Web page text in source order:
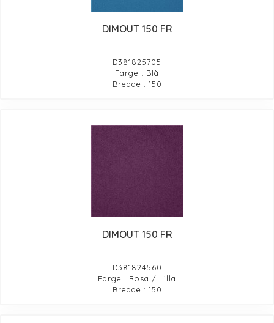
DIMOUT 150 FR
D381825705
Farge : Blå
Bredde : 150
DIMOUT 150 FR
D381824560
Farge : Rosa / Lilla
Bredde : 150